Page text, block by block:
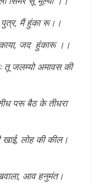
पुत्र, मैं हुंका रू।।
जद हुंकारू ।।
तू जलम्यो अमावस की
परू बैठ के तीधरा
लोह की कील।
आव हनुमंत।